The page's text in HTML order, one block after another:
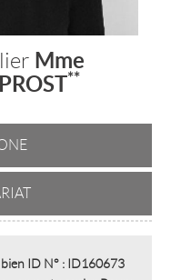
Mme
**
ID N° : ID160673